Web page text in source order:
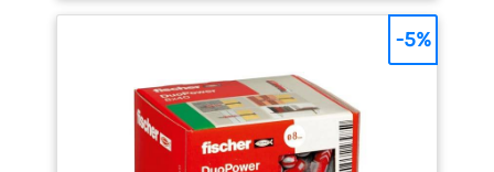
tableaux, etc) dans des matériaux tels que le
performances.
-5%